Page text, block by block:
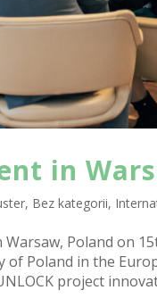
in
, Bez kategorii,
Poland on
Poland in the
project